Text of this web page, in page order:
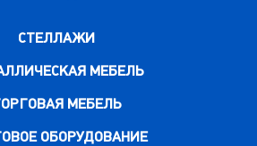
СТЕЛЛАЖИ
МЕБЕЛЬ
МЕБЕЛЬ
ОБОРУДОВАНИЕ